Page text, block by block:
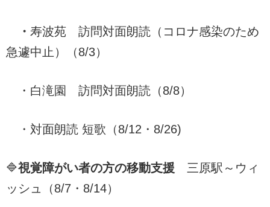
・ 寿波苑 訪問対面朗読（コロナ感染のため
急遽中止）（8/3）
・白滝園 訪問対面朗読（8/8）
・対面朗読 短歌（8/12・8/26)
🔷視覚障がい者の方の移動支援 三原駅～ウィ
ッシュ（8/7・8/14）